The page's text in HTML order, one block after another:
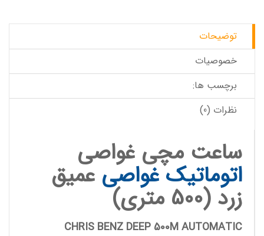
توضیحات
خصوصیات
برچسب ها:
نظرات (0)
ساعت مچی غواصی
اتوماتیکغواصی عمیق
زرد (500 متری)
CHRIS BENZ DEEP 500M AUTOMATIC